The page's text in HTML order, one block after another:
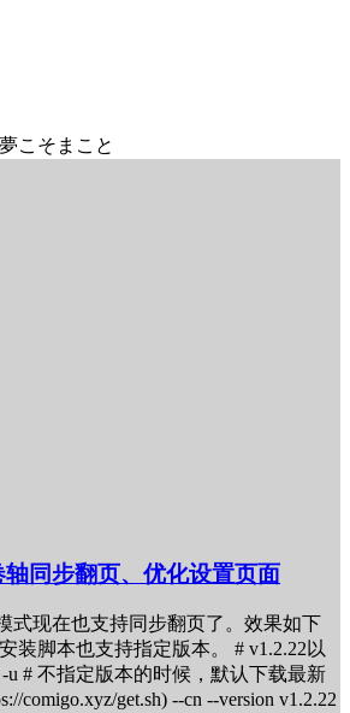
こそまこと
轴同步翻页、优化设置页面
式现在也支持同步翻页了。效果如下
装脚本也支持指定版本。 # v1.2.22以
u # 不指定版本的时候，默认下载最新
comigo.xyz/get.sh) --cn --version v1.2.22